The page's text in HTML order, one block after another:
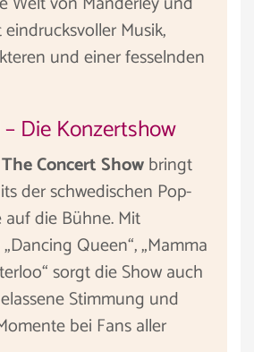
Musik,
und einer fesselnden
Die Konzertshow
Concert Showbringt
der schwedischen Pop-
die Bühne. Mit
Queen“, „Mamma
sorgt die Show auch
Stimmung und
bei Fans aller